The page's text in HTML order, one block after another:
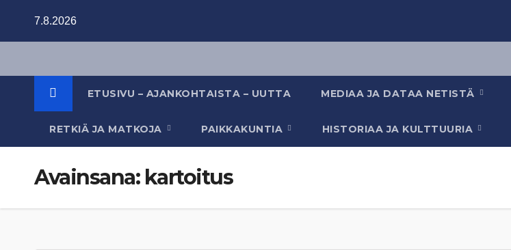
7.8.2026
ETUSIVU – AJANKOHTAISTA – UUTTA MEDIAA JA DATAA NETISTÄ
RETKIÄ JA MATKOJA PAIKKAKUNTIA HISTORIAA JA KULTTUURIA
Avainsana: kartoitus